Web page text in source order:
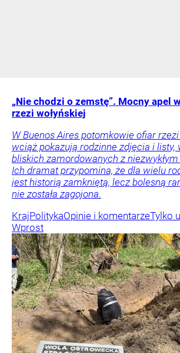
„Nie chodzi o zemstę”. Mocny apel
rzezi wołyńskiej
W Buenos Aires potomkowie ofiar rzezi
wciąż pokazują rodzinne zdjęcia i listy,
bliskich zamordowanych z
Ich dramat przypomina, że dla wielu
jest historią zamkniętą, lecz bolesną
nie została zagojona.
KrajPolitykaOpinie i komentarzeTylko
Wprost